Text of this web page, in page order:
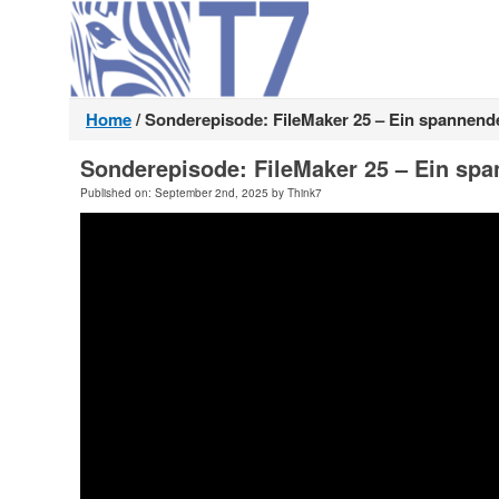
Home/Sonderepisode: FileMaker 25 – Ein
Sonderepisode: FileMaker 25 – Ein
Published on: September 2nd, 2025 by Think7